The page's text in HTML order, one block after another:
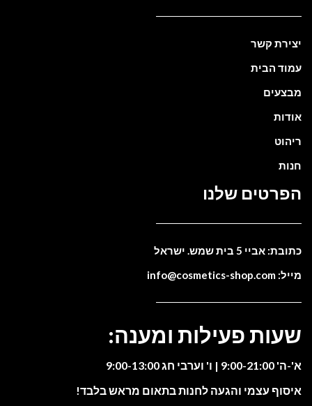
יצירת קשר
עמוד הבית
מבצעים
אודות
ריהוט
חנות
הפרטים שלנו
כתובת: אביי 5 בית שמש. ישראל
מייל: info@cosmetics-shop.com
שעות פעילות ומענה:
א'-ה' 9:00-21:00 | ו' וערבי חג 9:00-13:00
איסוף עצמי והגעה לחנות בתאום מראש בלבד!